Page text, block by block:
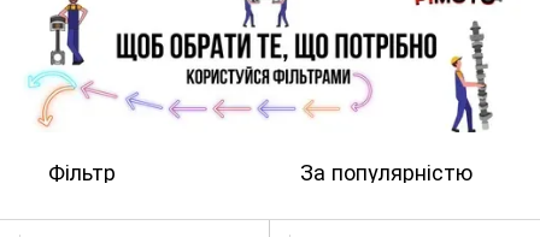
Фільтр За популярністю